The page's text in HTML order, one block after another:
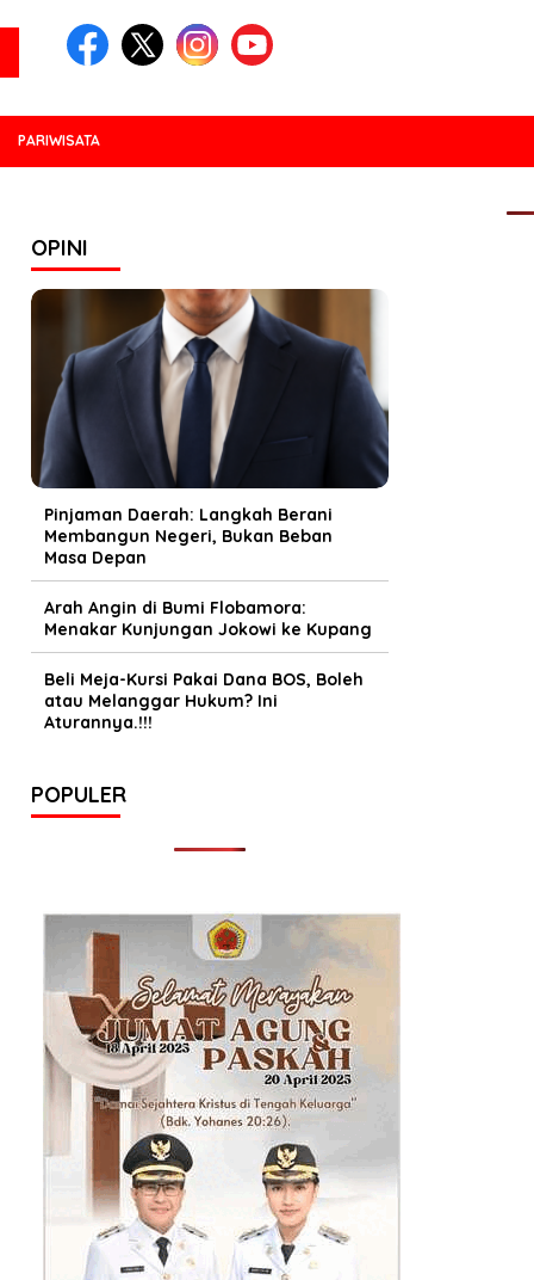
PARIWISATA
OPINI
Pinjaman Daerah: Langkah Berani
Membangun Negeri, Bukan Beban
Masa Depan
Arah Angin di Bumi Flobamora:
Menakar Kunjungan Jokowi ke Kupang
Beli Meja-Kursi Pakai Dana BOS, Boleh
atau Melanggar Hukum? Ini
Aturannya.!!!
POPULER